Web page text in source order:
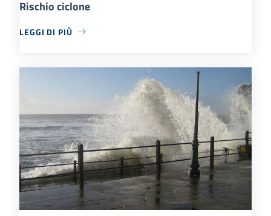
Rischio ciclone
LEGGI DI PIÙ